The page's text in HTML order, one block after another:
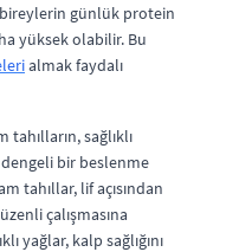
bireylerin günlük protein
yüksek olabilir. Bu
almak faydalı
sağlıklı
dengeli bir beslenme
tahıllar, lif açısından
çalışmasına
yağlar, kalp sağlığını